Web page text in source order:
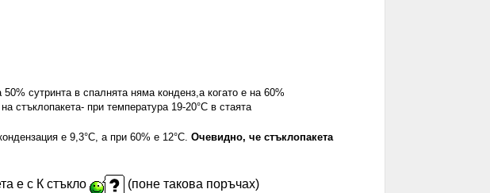
50% сутринта в спалнята няма конденз,а когато е на 60%
стъклопакета- при температура 19-20°C в стаята
е 9,3°C, а при 60% е 12°C. Очевидно, че стъклопакета
е с К стъкло (поне такова поръчах)